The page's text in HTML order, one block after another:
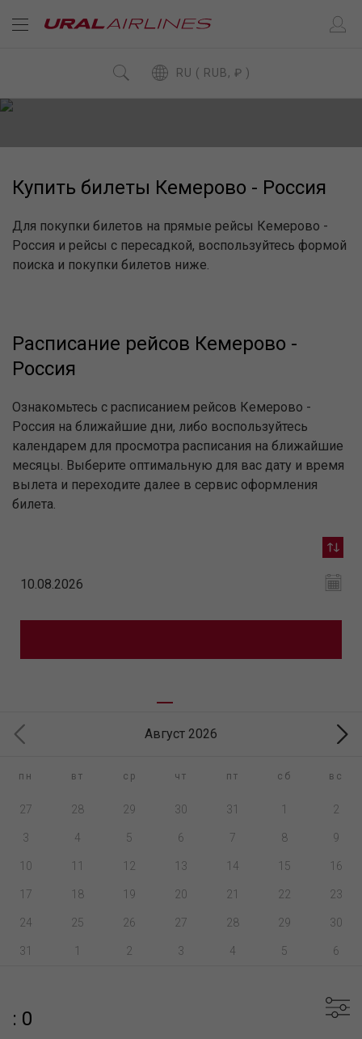
RU ( RUB, ₽ )
Купить билеты Кемерово - Россия
Для покупки билетов на прямые рейсы Кемерово -
Россия и рейсы с пересадкой, воспользуйтесь формой
поиска и покупки билетов ниже.
Расписание рейсов Кемерово -
Россия
Ознакомьтесь с расписанием рейсов Кемерово -
Россия на ближайшие дни, либо воспользуйтесь
календарем для просмотра расписания на ближайшие
месяцы. Выберите оптимальную для вас дату и время
вылета и переходите далее в сервис оформления
билета.
Август 2026
пн вт ср чт пт сб вс
27 28 29 30 31 1 2
3 4 5 6 7 8 9
10 11 12 13 14 15 16
17 18 19 20 21 22 23
24 25 26 27 28 29 30
31 1 2 3 4 5 6
: 0